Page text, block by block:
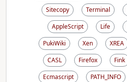
Sitecopy
Terminal
AppleScript
Life
PukiWiki
Xen XREA
CASL
Firefox Fink
Ecmascript
PATH_INFO